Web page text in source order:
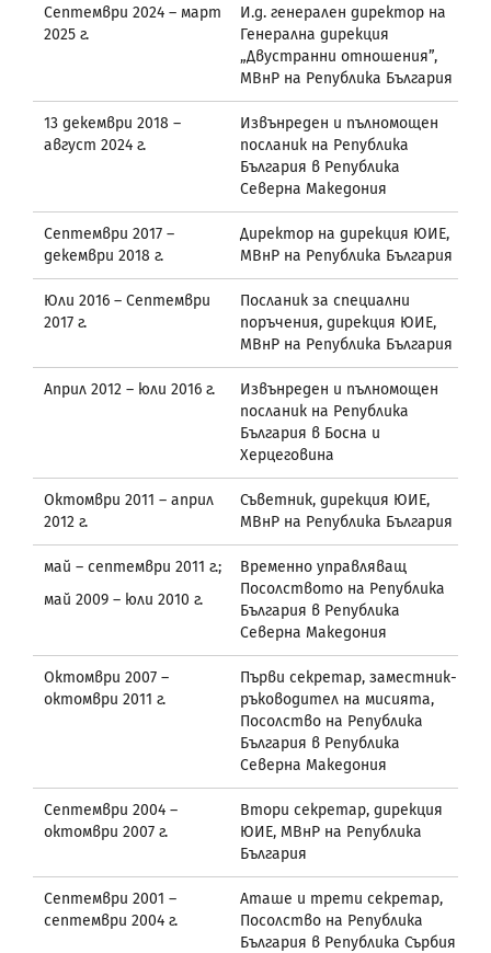
Септември 2024 – март
2025 г.
И.д. генерален директор на
Генерална дирекция
„Двустранни отношения”,
МВнР на Република България
13 декември 2018 –
август 2024 г.
Извънреден и пълномощен
посланик на Република
България в Република
Северна Македония
Септември 2017 –
декември 2018 г.
Директор на дирекция ЮИЕ,
МВнР на Република България
Юли 2016 – Септември
2017 г.
Посланик за специални
поръчения, дирекция ЮИЕ,
МВнР на Република България
Април 2012 – юли 2016 г.
Извънреден и пълномощен
посланик на Република
България в Босна и
Херцеговина
Октомври 2011 – април
2012 г.
Съветник, дирекция ЮИЕ,
МВнР на Република България
май – септември 2011 г.;
май 2009 – юли 2010 г.
Временно управляващ
Посолството на Република
България в Република
Северна Македония
Октомври 2007 –
октомври 2011 г.
Първи секретар, заместник-
ръководител на мисията,
Посолство на Република
България в Република
Северна Македония
Септември 2004 –
октомври 2007 г.
Втори секретар, дирекция
ЮИЕ, МВнР на Република
България
Септември 2001 –
септември 2004 г.
Аташе и трети секретар,
Посолство на Република
България в Република Сърбия